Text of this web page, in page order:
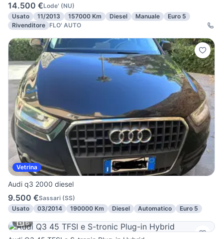
14.500 €Lode' (NU)
Usato
11/2013 157000 Km Diesel Manuale
Euro 5
Rivenditore FLO' AUTO
Vetrina
Audi q3 2000 diesel
9.500 €Sassari (SS)
Usato
03/2014 190000 Km Diesel Automatico
Euro 5
6